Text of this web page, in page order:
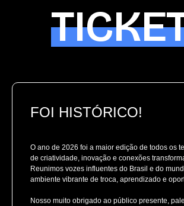
FOI HISTÓRICO!
O ano de 2026 foi a maior edição de todos os
de criatividade, inovação e conexões
Reunimos vozes influentes do Brasil e do
ambiente vibrante de troca, aprendizado e
Nosso muito obrigado ao público presente,